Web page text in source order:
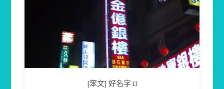
[笨文] 好名字 II